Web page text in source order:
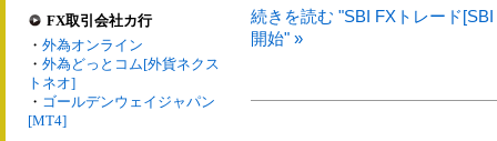
FX取引会社カ行
・ 外為オンライン
・ 外為どっとコム[外貨ネクス
トネオ]
・ ゴールデンウェイジャパン
[MT4]
続きを読む "SBI FXトレード
開始" »